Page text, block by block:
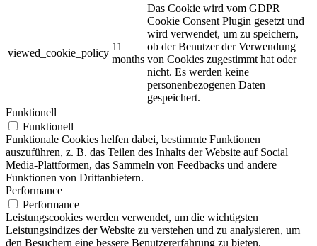
viewed_cookie_policy
11
months
Das Cookie wird vom GDPR
Cookie Consent Plugin gesetzt und
wird verwendet, um zu speichern,
ob der Benutzer der Verwendung
von Cookies zugestimmt hat oder
nicht. Es werden keine
personenbezogenen Daten
gespeichert.
Funktionell
Funktionell
Funktionale Cookies helfen dabei, bestimmte Funktionen
auszuführen, z. B. das Teilen des Inhalts der Website auf Social
Media-Plattformen, das Sammeln von Feedbacks und andere
Funktionen von Drittanbietern.
Performance
Performance
Leistungscookies werden verwendet, um die wichtigsten
Leistungsindizes der Website zu verstehen und zu analysieren, um
den Besuchern eine bessere Benutzererfahrung zu bieten.